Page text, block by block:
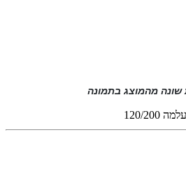
שונה מהמוצג בתמונה
200